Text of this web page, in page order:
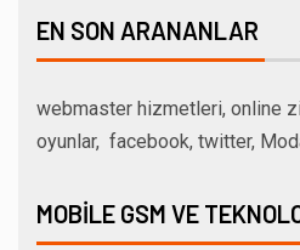
EN SON ARANANLAR
webmaster hizmetleri, online
oyunlar, facebook, twitter,
MOBILE GSM VE